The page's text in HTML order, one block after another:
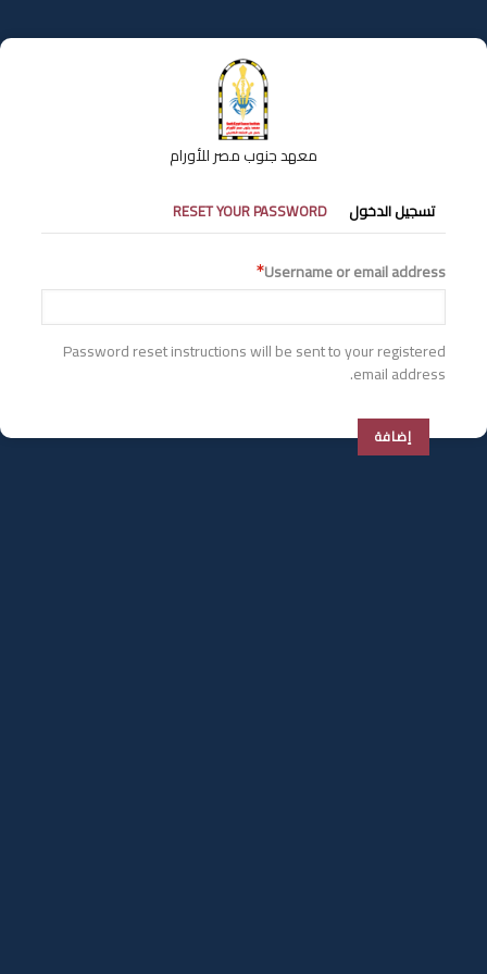
إلى
المحتوى
معهد جنوب مصر للأورام
التبويبات
الأساسية
تسجيل الدخول RESET YOUR PASSWORD
Username or email address
Password reset instructions will be sent to your registered
email address.